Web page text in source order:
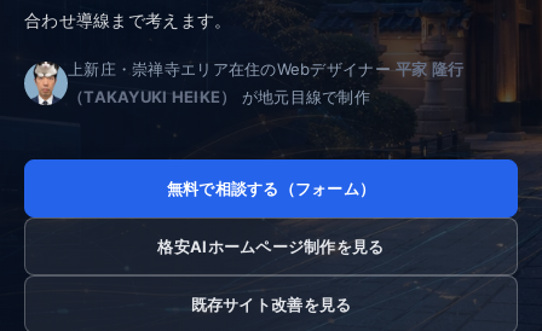
合わせ導線まで考えます。
上新庄・崇禅寺エリア在住のWebデザイナー平家 隆行
（TAKAYUKI HEIKE）
が地元目線で制作
無料で相談する（フォーム）
格安AIホームページ制作を見る
既存サイト改善を見る